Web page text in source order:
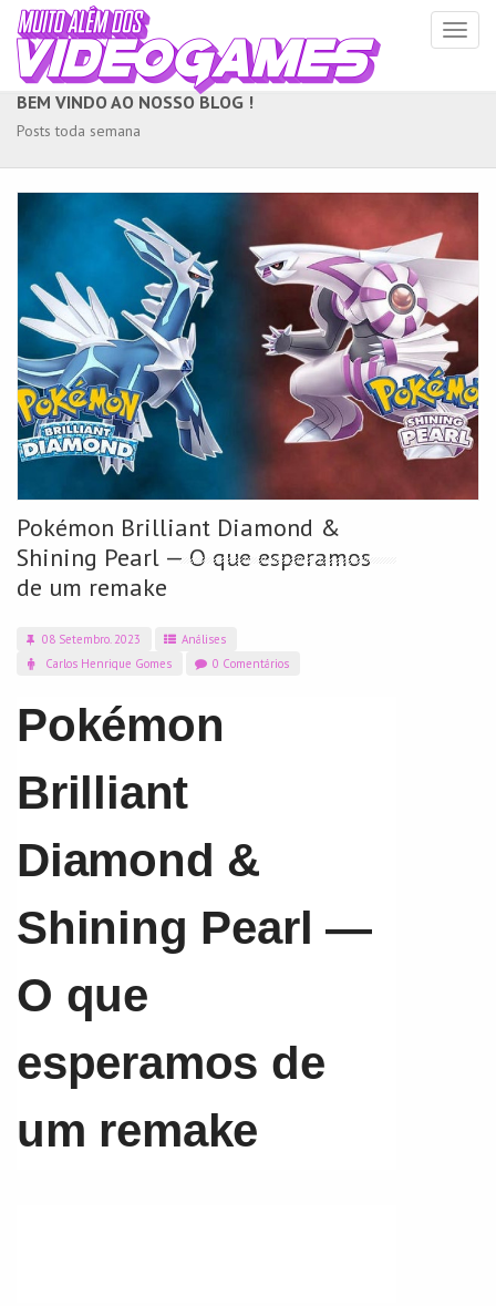
BEM VINDO AO NOSSO BLOG !
Posts toda semana
Pokémon Brilliant Diamond &
Shining Pearl — O que esperamos
de um remake
08 Setembro. 2023
Análises
Carlos Henrique Gomes
0 Comentários
Pokémon
Brilliant
Diamond &
Shining Pearl —
O que
esperamos de
um remake